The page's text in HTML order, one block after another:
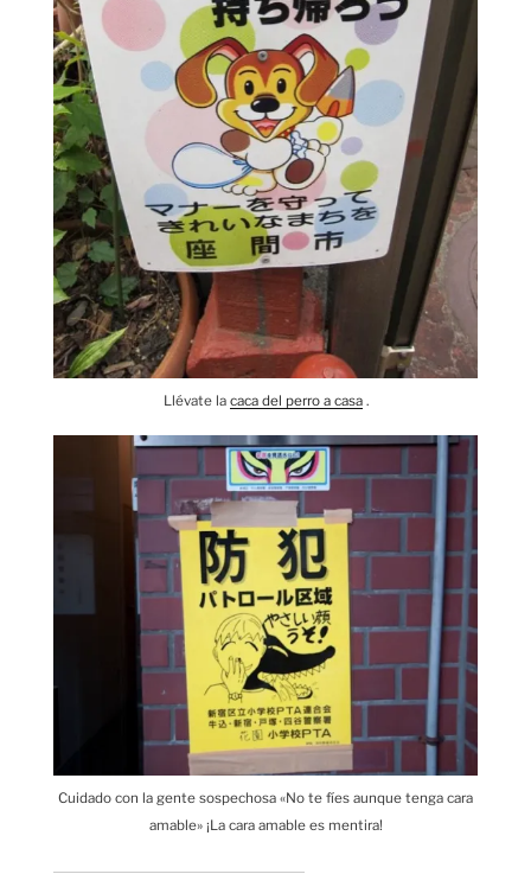
Llévate la caca del perro a casa.
Cuidado con la gente sospechosa «No te fíes aunque tenga cara
amable» ¡La cara amable es mentira!